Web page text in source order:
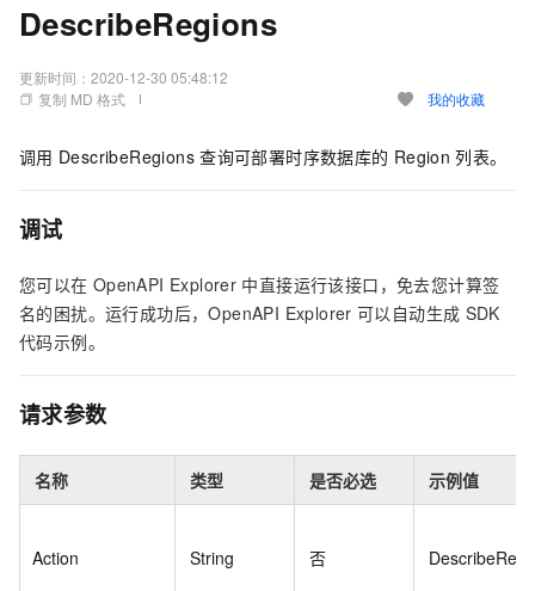
DescribeRegions
更新时间： 2020-12-30 05:48:12
复制 MD 格式
我的收藏
调用 DescribeRegions 查询可部署时序数据库的 Region 列表。
调试
您可以在 OpenAPI Explorer 中直接运行该接口，免去您计算签
名的困扰。运行成功后，OpenAPI Explorer 可以自动生成 SDK
代码示例。
请求参数
名称 类型 是否必选 示例值
Action String 否